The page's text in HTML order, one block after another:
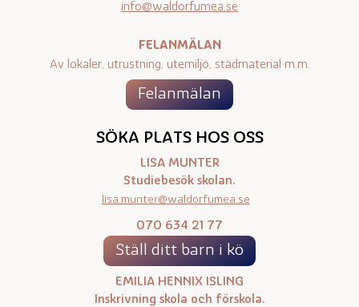
info@waldorfumea.se
FELANMÄLAN
Av lokaler, utrustning, utemiljö, städmaterial m.m.
Felanmälan
SÖKA PLATS HOS OSS
LISA MUNTER
Studiebesök skolan.
lisa.munter@waldorfumea.se
070 634 21 77
Ställ ditt barn i kö
EMILIA HENNIX ISLING
Inskrivning skola och förskola.